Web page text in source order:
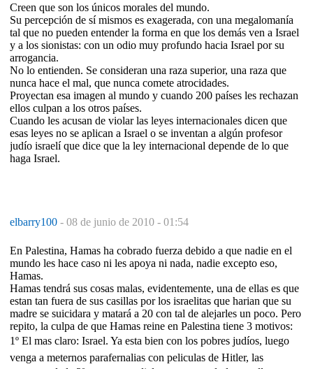
Creen que son los únicos morales del mundo.
Su percepción de sí mismos es exagerada, con una megalomanía
tal que no pueden entender la forma en que los demás ven a Israel
y a los sionistas: con un odio muy profundo hacia Israel por su
arrogancia.
No lo entienden. Se consideran una raza superior, una raza que
nunca hace el mal, que nunca comete atrocidades.
Proyectan esa imagen al mundo y cuando 200 países les rechazan
ellos culpan a los otros países.
Cuando les acusan de violar las leyes internacionales dicen que
esas leyes no se aplican a Israel o se inventan a algún profesor
judío israelí que dice que la ley internacional depende de lo que
haga Israel.
elbarry100 - 08 de junio de 2010 - 01:54
En Palestina, Hamas ha cobrado fuerza debido a que nadie en el
mundo les hace caso ni les apoya ni nada, nadie excepto eso,
Hamas.
Hamas tendrá sus cosas malas, evidentemente, una de ellas es que
estan tan fuera de sus casillas por los israelitas que harian que su
madre se suicidara y matará a 20 con tal de alejarles un poco. Pero
repito, la culpa de que Hamas reine en Palestina tiene 3 motivos:
1º El mas claro: Israel. Ya esta bien con los pobres judíos, luego
venga a meternos parafernalias con peliculas de Hitler, las